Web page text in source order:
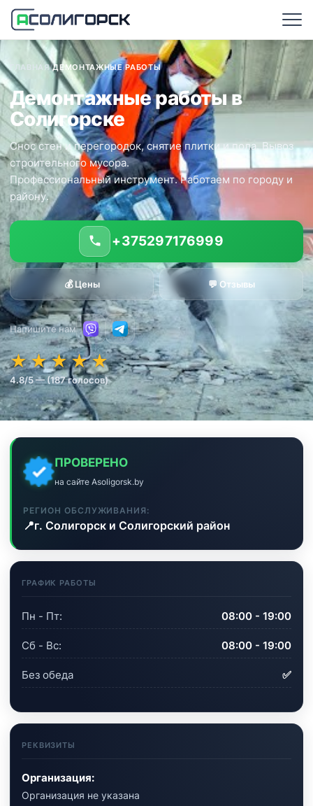
ГЛАВНАЯ/ДЕМОНТАЖНЫЕ РАБОТЫ
Демонтажные работы в
Солигорске
★★★★★
★★★★★
★★★★★
4.8/5 — (187 голосов)
Снос стен и перегородок, снятие плитки и пола. Вывоз
строительного мусора.
Профессиональный инструмент. Работаем по городу и
району.
+375297176999
💰 Цены 💬 Отзывы
Напишите нам
ПРОВЕРЕНО
на сайте Asoligorsk.by
РЕГИОН ОБСЛУЖИВАНИЯ:
📍г. Солигорск и Солигорский район
ГРАФИК РАБОТЫ
Пн - Пт: 08:00 - 19:00
Сб - Вс: 08:00 - 19:00
Без обеда ✅
РЕКВИЗИТЫ
Организация:
Организация не указана